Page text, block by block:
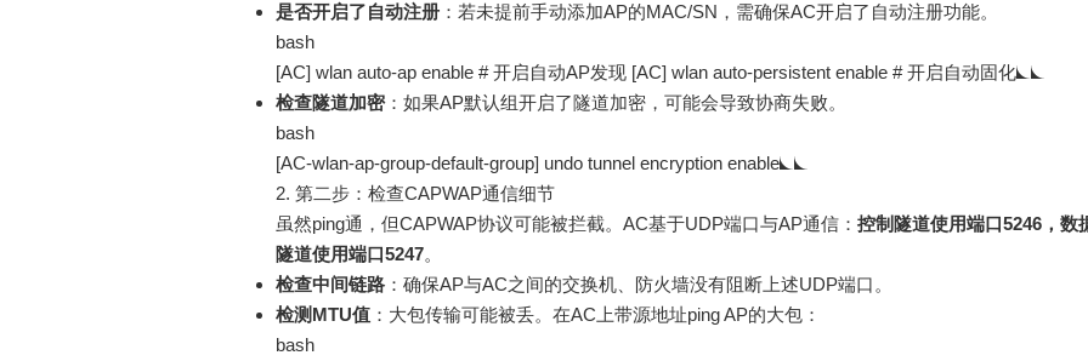
是否开启了自动注册 ：若未提前手动添加AP的MAC/SN，需确保AC开启了自动注册功能。
bash
[AC] wlan auto-ap enable # 开启自动AP发现 [AC] wlan auto-persistent enable # 开启自动固化
检查隧道加密：如果AP默认组开启了隧道加密，可能会导致协商失败。
bash
[AC-wlan-ap-group-default-group] undo tunnel encryption enable
2. 第二步：检查CAPWAP通信细节
虽然ping通，但CAPWAP协议可能被拦截。AC基于UDP端口与AP通信： 控制隧道使用端口5246，数
隧道使用端口5247。
检查中间链路 ：确保AP与AC之间的交换机、防火墙没有阻断上述UDP端口。
检测MTU值 ：大包传输可能被丢。在AC上带源地址ping AP的大包：
bash